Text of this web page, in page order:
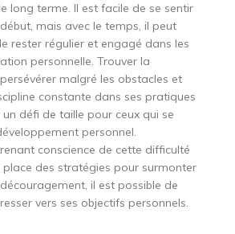
long terme. Il est facile de se sentir
mais avec le temps, il peut
rester régulier et engagé dans les
personnelle. Trouver la
malgré les obstacles et
constante dans ses pratiques
défi de taille pour ceux qui se
personnel.
conscience de cette difficulté
des stratégies pour surmonter
il est possible de
vers ses objectifs personnels.